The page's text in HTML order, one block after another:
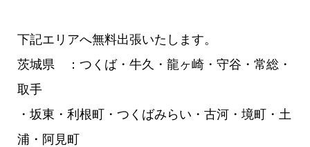
下記エリアへ無料出張いたします。
茨城県 ：つくば・牛久・龍ヶ崎・守谷・常総・
取手
・坂東・利根町・つくばみらい・古河・境町・土
浦・阿見町